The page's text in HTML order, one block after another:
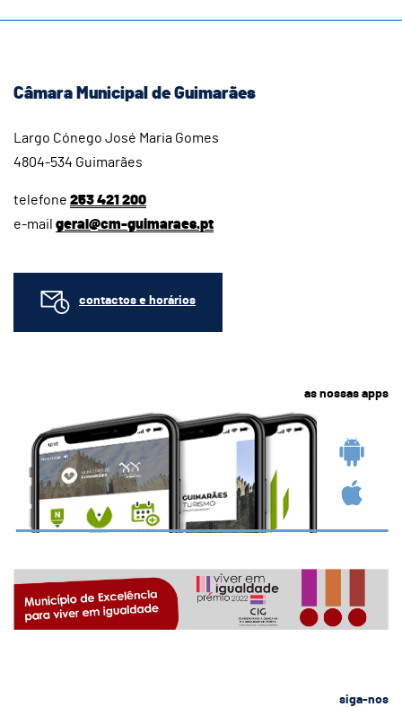
Câmara Municipal de Guimarães
Largo Cónego José Maria Gomes
4804-534 Guimarães
telefone 253 421 200
e-mail geral@cm-guimaraes.pt
contactos e horários
as nossas apps
siga-nos